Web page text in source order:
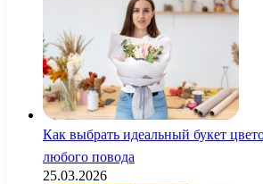
Как выбрать идеальный букет
любого повода
25.03.2026